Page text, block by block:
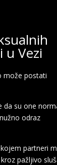
u Vezi
može postati
da su one
odraz
partneri
pažljivo